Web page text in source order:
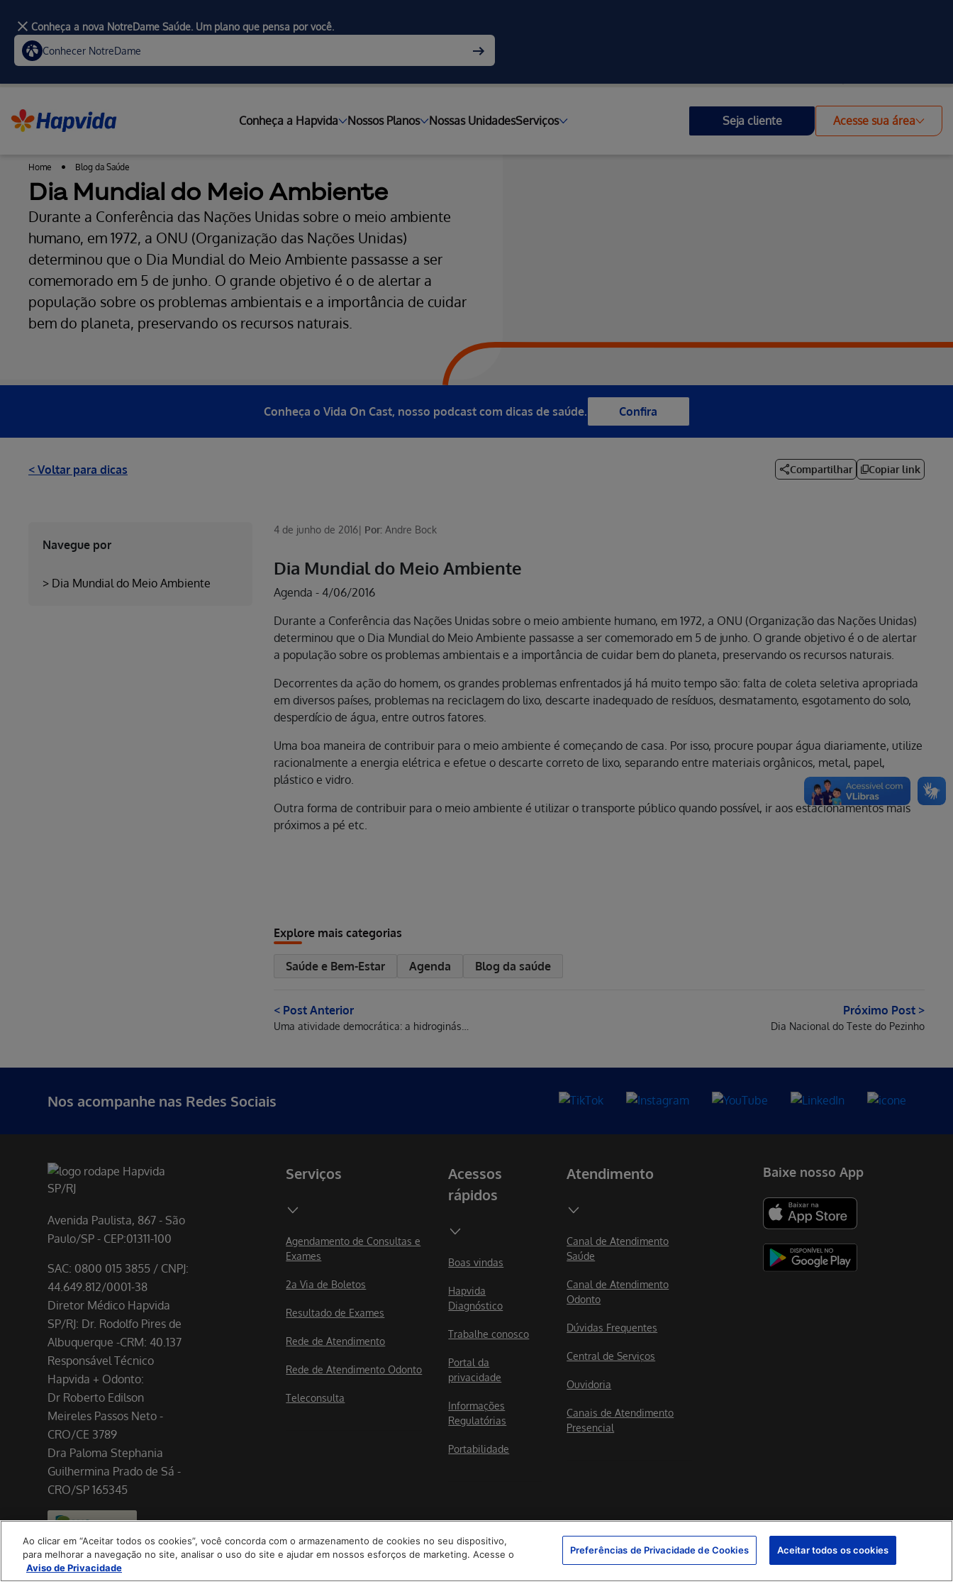
Conheça a Hapvida Nossos Planos Nossas UnidadesServiços Seja cliente Acesse sua área
Conheça a nova NotreDame Saúde. Um plano que pensa por você.
Conhecer NotreDame
Home Blog da Saúde
Dia Mundial do Meio Ambiente
Durante a Conferência das Nações Unidas sobre o meio ambiente
humano, em 1972, a ONU (Organização das Nações Unidas)
determinou que o Dia Mundial do Meio Ambiente passasse a ser
comemorado em 5 de junho. O grande objetivo é o de alertar a
população sobre os problemas ambientais e a importância de cuidar
bem do planeta, preservando os recursos naturais.
Conheça o Vida On Cast, nosso podcast com dicas de saúde. Confira
< Voltar para dicas Compartilhar Copiar link
Navegue por
> Dia Mundial do Meio Ambiente
4 de junho de 2016| Por: Andre Bock
Dia Mundial do Meio Ambiente
Agenda - 4/06/2016
Durante a Conferência das Nações Unidas sobre o meio ambiente humano, em 1972, a ONU (Organização das Nações Unidas)
determinou que o Dia Mundial do Meio Ambiente passasse a ser comemorado em 5 de junho. O grande objetivo é o de alertar
a população sobre os problemas ambientais e a importância de cuidar bem do planeta, preservando os recursos naturais.
Decorrentes da ação do homem, os grandes problemas enfrentados já há muito tempo são: falta de coleta seletiva apropriada
em diversos países, problemas na reciclagem do lixo, descarte inadequado de resíduos, desmatamento, esgotamento do solo,
desperdício de água, entre outros fatores.
Uma boa maneira de contribuir para o meio ambiente é começando de casa. Por isso, procure poupar água diariamente, utilize
racionalmente a energia elétrica e efetue o descarte correto de lixo, separando entre materiais orgânicos, metal, papel,
plástico e vidro.
Outra forma de contribuir para o meio ambiente é utilizar o transporte público quando possível, ir aos estacionamentos mais
próximos a pé etc.
Explore mais categorias
Saúde e Bem-Estar Agenda Blog da saúde
< Post Anterior Próximo Post >
Dia Nacional do Teste do Pezinho
Nos acompanhe nas Redes Sociais
Avenida Paulista, 867 - São
Paulo/SP - CEP:01311-100
SAC: 0800 015 3855 / CNPJ:
44.649.812/0001-38
Diretor Médico Hapvida
SP/RJ: Dr. Rodolfo Pires de
Albuquerque -CRM: 40.137
Responsável Técnico
Hapvida + Odonto:
Dr Roberto Edilson
Meireles Passos Neto -
CRO/CE 3789
Dra Paloma Stephania
Guilhermina Prado de Sá -
CRO/SP 165345
Política de Cookies
Serviços
Agendamento de Consultas e
Exames
2a Via de Boletos
Resultado de Exames
Rede de Atendimento
Rede de Atendimento Odonto
Teleconsulta
Acessos
rápidos
Boas vindas
Hapvida
Diagnóstico
Trabalhe conosco
Portal da
privacidade
Informações
Regulatórias
Portabilidade
Atendimento
Canal de Atendimento
Saúde
Canal de Atendimento
Odonto
Dúvidas Frequentes
Central de Serviços
Ouvidoria
Canais de Atendimento
Presencial
Baixe nosso App
Ao clicar em “Aceitar todos os cookies”, você concorda com o armazenamento de cookies no seu dispositivo,
para melhorar a navegação no site, analisar o uso do site e ajudar em nossos esforços de marketing. Acesse o
Aviso de Privacidade
Preferências de Privacidade de Cookies Aceitar todos os cookies